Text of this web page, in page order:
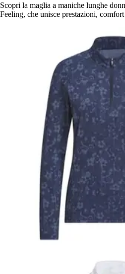
Scopri la maglia a maniche lunghe
Feeling, che unisce prestazioni,